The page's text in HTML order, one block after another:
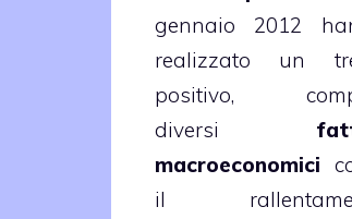
gennaio 2012
realizzato un
positivo,
diversi
macroeconomici
il